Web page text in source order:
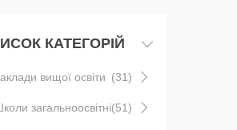
КАТЕГОРІЙ
вищої освіти (31)
загальноосвітні(51)